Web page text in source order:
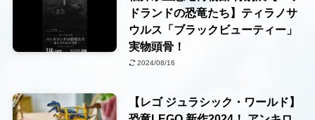
ドランドの恐竜たち】ティラノサ
ウルス「ブラックビューティー」
実物頭骨！
2024/08/16
【レゴ ジュラシック・ワールド】